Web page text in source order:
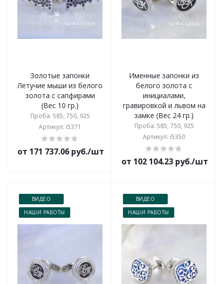
Золотые запонки
Летучие мыши из белого
золота с сапфирами
(Вес 10 гр.)
Проба: 585, 750, 925
Артикул: i5371
от 171 737.06 руб./шт
Именные запонки из
белого золота с
инициалами,
гравировкой и львом на
замке (Вес 24 гр.)
Проба: 585, 750, 925
Артикул: i5350
от 102 104.23 руб./шт
ВИДЕО
НАШИ РАБОТЫ
ВИДЕО
НАШИ РАБОТЫ